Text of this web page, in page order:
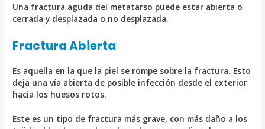
Una fractura aguda del metatarso puede estar abierta o
cerrada y desplazada o no desplazada.
Fractura Abierta
Es aquella en la que la piel se rompe sobre la fractura. Esto
deja una vía abierta de posible infección desde el exterior
hacia los huesos rotos.
Este es un tipo de fractura más grave, con más daño a los